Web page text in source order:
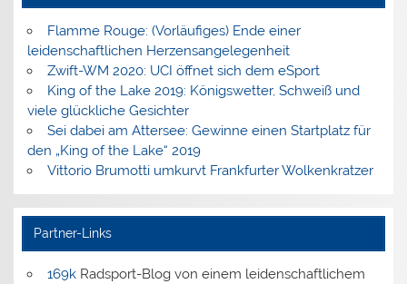
Flamme Rouge: (Vorläufiges) Ende einer
leidenschaftlichen Herzensangelegenheit
Zwift-WM 2020: UCI öffnet sich dem eSport
King of the Lake 2019: Königswetter, Schweiß und
viele glückliche Gesichter
Sei dabei am Attersee: Gewinne einen Startplatz für
den „King of the Lake“ 2019
Vittorio Brumotti umkurvt Frankfurter Wolkenkratzer
Partner-Links
169kRadsport-Blog von einem leidenschaftlichem